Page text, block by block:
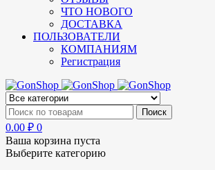
ЧТО НОВОГО
ДОСТАВКА
ПОЛЬЗОВАТЕЛИ
КОМПАНИЯМ
Регистрация
0.00 ₽ 0
Ваша корзина пуста
Выберите категорию